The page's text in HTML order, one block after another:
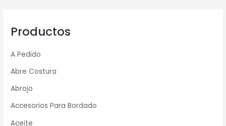
Productos
A Pedido
Abre Costura
Abrojo
Accesorios Para Bordado
Aceite